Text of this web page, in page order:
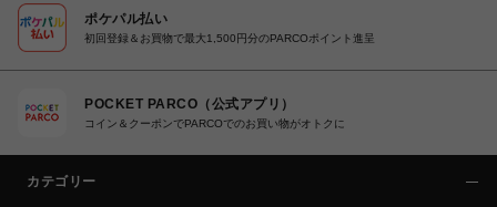
ポケパル払い
初回登録＆お買物で最大1,500円分のPARCOポイント進呈
POCKET PARCO（公式アプリ）
コイン＆クーポンでPARCOでのお買い物がオトクに
カテゴリー